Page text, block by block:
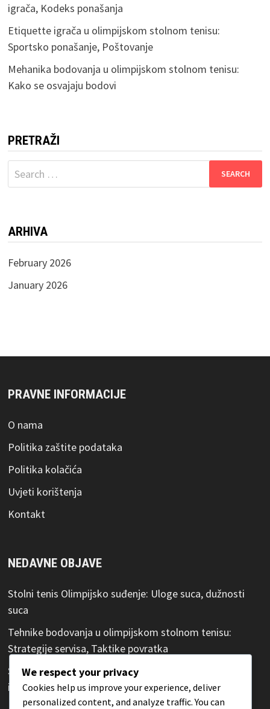
igrača, Kodeks ponašanja
Etiquette igrača u olimpijskom stolnom tenisu:
Sportsko ponašanje, Poštovanje
Mehanika bodovanja u olimpijskom stolnom tenisu:
Kako se osvajaju bodovi
PRETRAŽI
Search
for:
ARHIVA
February 2026
January 2026
PRAVNE INFORMACIJE
O nama
Politika zaštite podataka
Politika kolačića
Uvjeti korištenja
Kontakt
NEDAVNE OBJAVE
Stolni tenis Olimpijsko suđenje: Uloge suca, dužnosti
suca
Tehnike bodovanja u olimpijskom stolnom tenisu:
Strategije servisa, Taktike povratka
Stolni tenis Olimpijska pravila ponašanja: Ponašanje
igrača, Kodeks ponašanja
We respect your privacy
Cookies help us improve your experience, deliver
personalized content, and analyze traffic. You can